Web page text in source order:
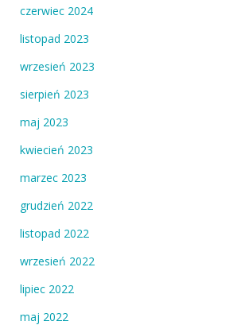
czerwiec 2024
listopad 2023
wrzesień 2023
sierpień 2023
maj 2023
kwiecień 2023
marzec 2023
grudzień 2022
listopad 2022
wrzesień 2022
lipiec 2022
maj 2022